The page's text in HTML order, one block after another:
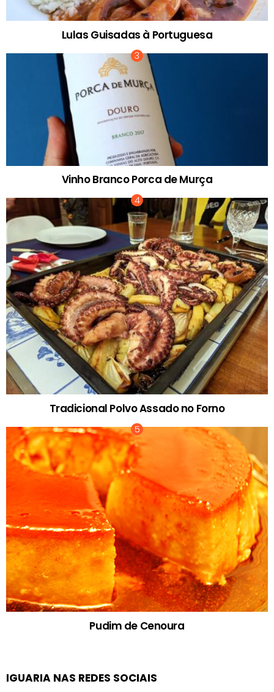
Lulas Guisadas à Portuguesa
Vinho Branco Porca de Murça
Tradicional Polvo Assado no Forno
Pudim de Cenoura
IGUARIA NAS REDES SOCIAIS